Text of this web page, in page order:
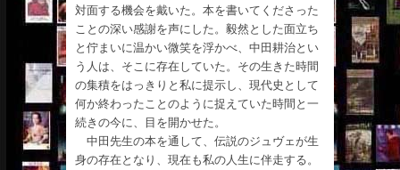
対面する機会を戴いた。本を書いてくださった
ことの深い感謝を声にした。毅然とした面立ち
と佇まいに温かい微笑を浮かべ、中田耕治とい
う人は、そこに存在していた。その生きた時間
の集積をはっきりと私に提示し、現代史として
何か終わったことのように捉えていた時間と一
続きの今に、目を開かせた。
中田先生の本を通して、伝説のジュヴェが生
身の存在となり、現在も私の人生に伴走する。